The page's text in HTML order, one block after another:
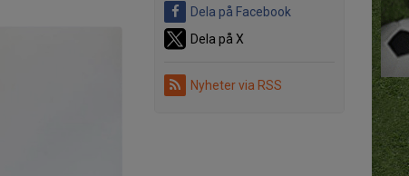
Dela på Facebook
Dela på X
Nyheter via RSS